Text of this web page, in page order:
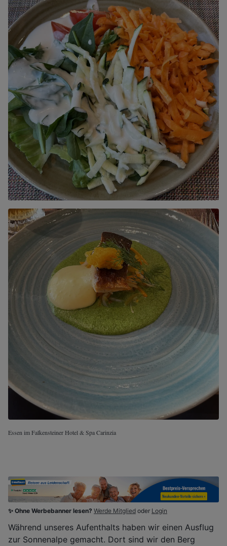
Essen im Falkensteiner Hotel & Spa Carinzia
✨ Ohne Werbebanner lesen? Werde Mitglied oder Login
Während unseres Aufenthalts haben wir einen Ausflug
zur Sonnenalpe gemacht. Dort sind wir den Berg